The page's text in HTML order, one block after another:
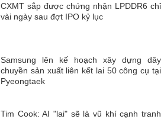
CXMT sắp được chứng nhận LPDDR6 chỉ
vài ngày sau đợt IPO kỷ lục
Samsung lên kế hoạch xây dựng dây
chuyền sản xuất liên kết lai 50 công cụ tại
Pyeongtaek
Tim Cook: AI "lai" sẽ là vũ khí cạnh tranh